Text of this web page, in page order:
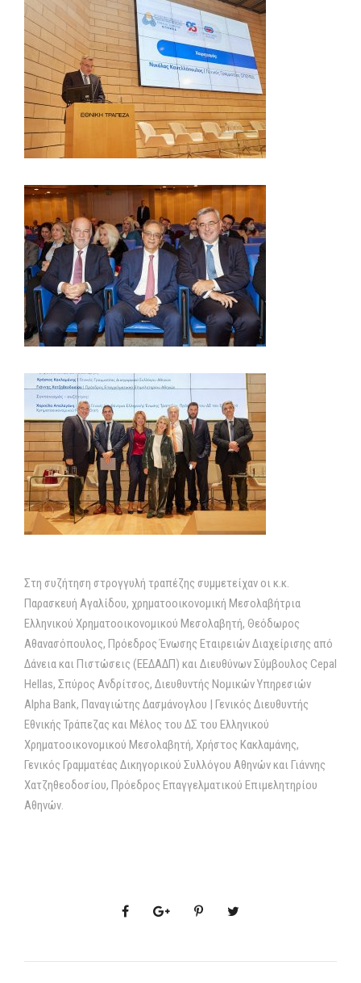
Στη συζήτηση στρογγυλή τραπέζης συμμετείχαν οι κ.κ.
Παρασκευή Αγαλίδου, χρηµατοοικονοµική Μεσολαβήτρια
Ελληνικού Χρηµατοοικονοµικού Μεσολαβητή, Θεόδωρος
Αθανασόπουλος, Πρόεδρος Ένωσης Εταιρειών Διαχείρισης από
Δάνεια και Πιστώσεις (ΕΕΔΑΔΠ) και Διευθύνων Σύµβουλος Cepal
Hellas, Σπύρος Ανδρίτσος, Διευθυντής Νοµικών Υπηρεσιών
Alpha Bank, Παναγιώτης Δασµάνογλου | Γενικός Διευθυντής
Εθνικής Τράπεζας και Μέλος του ΔΣ του Ελληνικού
Χρηµατοοικονοµικού Μεσολαβητή, Χρήστος Κακλαµάνης,
Γενικός Γραµµατέας Δικηγορικού Συλλόγου Αθηνών και Γιάννης
Χατζηθεοδοσίου, Πρόεδρος Επαγγελµατικού Επιµελητηρίου
Αθηνών.